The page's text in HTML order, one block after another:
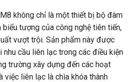
không chỉ là một thiết bị bộ đàm
tượng của công nghệ tiên tiến,
vượt trội. Sản phẩm này được
cầu liên lạc trong các điều kiện
trường xây dựng đến các hoạt
việc liên lạc là chìa khóa thành